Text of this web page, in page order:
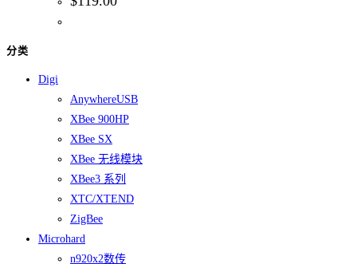
分类
Digi
AnywhereUSB
XBee 900HP
XBee SX
XBee 无线模块
XBee3 系列
XTC/XTEND
ZigBee
Microhard
n920x2数传